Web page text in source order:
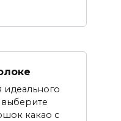
идеального
какао с